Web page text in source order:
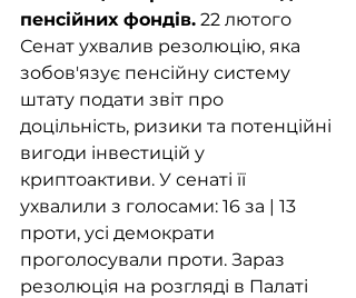
пенсійних фондів. 22 лютого
Сенат ухвалив резолюцію, яка
зобов'язує пенсійну систему
штату подати звіт про
доцільність, ризики та потенційні
вигоди інвестицій у
криптоактиви. У сенаті її
ухвалили з голосами: 16 за | 13
проти, усі демократи
проголосували проти. Зараз
резолюція на розгляді в Палаті